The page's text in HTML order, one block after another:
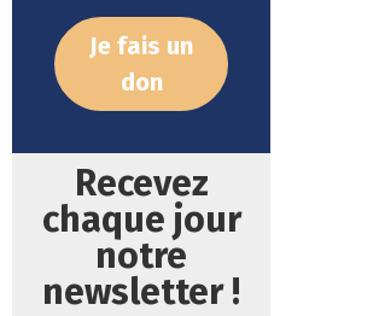
Je fais un
don
Recevez
chaque jour
notre
newsletter !